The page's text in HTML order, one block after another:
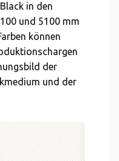
in den
und 5100 mm
können
der
und der